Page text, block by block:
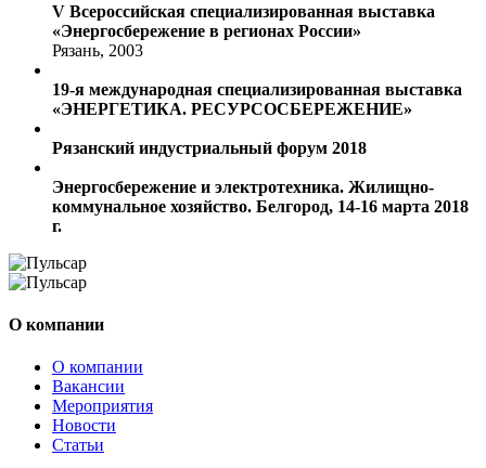
V Всероссийская специализированная выставка
«Энергосбережение в регионах России»
Рязань, 2003
19-я международная специализированная выставка
«ЭНЕРГЕТИКА. РЕСУРСОСБЕРЕЖЕНИЕ»
Рязанский индустриальный форум 2018
Энергосбережение и электротехника. Жилищно-
коммунальное хозяйство. Белгород, 14-16 марта 2018
г.
О компании
О компании
Вакансии
Мероприятия
Новости
Статьи